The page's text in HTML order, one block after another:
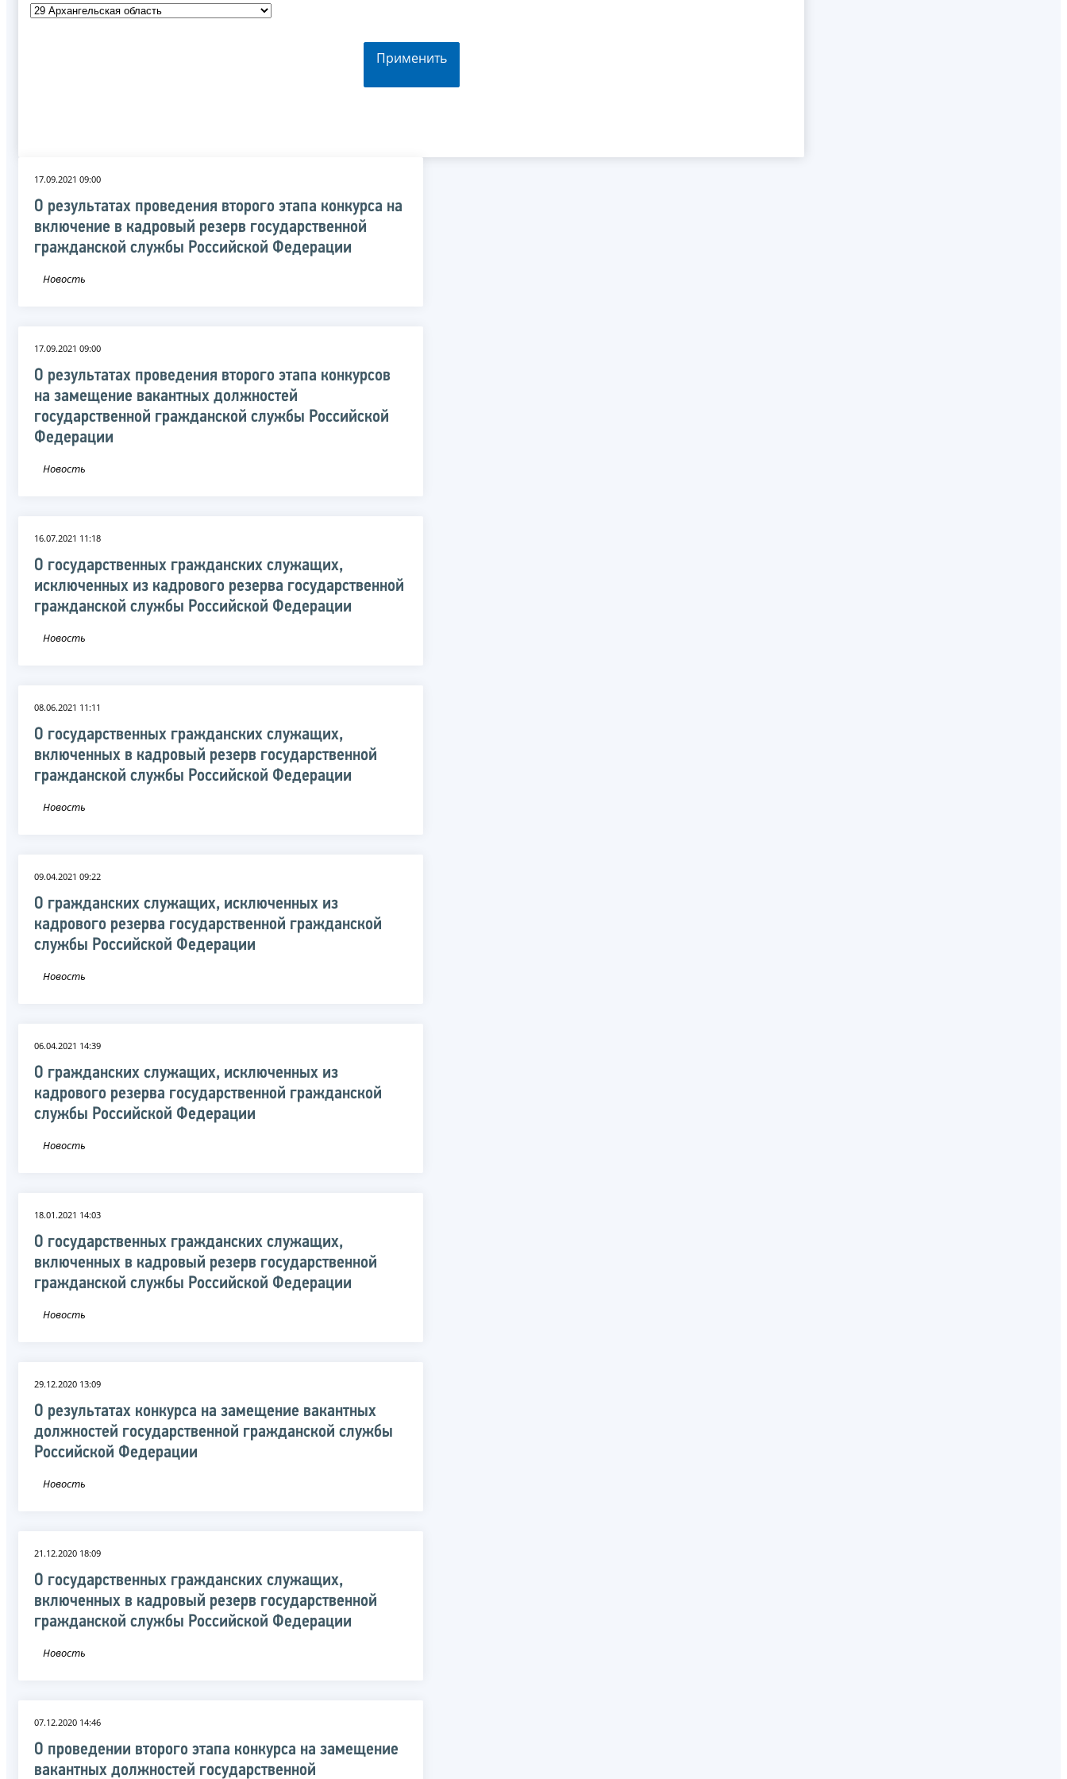
Применить
17.09.2021 09:00
О результатах проведения второго этапа конкурса на
включение в кадровый резерв государственной
гражданской службы Российской Федерации
Новость
17.09.2021 09:00
О результатах проведения второго этапа конкурсов
на замещение вакантных должностей
государственной гражданской службы Российской
Федерации
Новость
16.07.2021 11:18
О государственных гражданских служащих,
исключенных из кадрового резерва государственной
гражданской службы Российской Федерации
Новость
08.06.2021 11:11
О государственных гражданских служащих,
включенных в кадровый резерв государственной
гражданской службы Российской Федерации
Новость
09.04.2021 09:22
О гражданских служащих, исключенных из
кадрового резерва государственной гражданской
службы Российской Федерации
Новость
06.04.2021 14:39
О гражданских служащих, исключенных из
кадрового резерва государственной гражданской
службы Российской Федерации
Новость
18.01.2021 14:03
О государственных гражданских служащих,
включенных в кадровый резерв государственной
гражданской службы Российской Федерации
Новость
29.12.2020 13:09
О результатах конкурса на замещение вакантных
должностей государственной гражданской службы
Российской Федерации
Новость
21.12.2020 18:09
О государственных гражданских служащих,
включенных в кадровый резерв государственной
гражданской службы Российской Федерации
Новость
07.12.2020 14:46
О проведении второго этапа конкурса на замещение
вакантных должностей государственной